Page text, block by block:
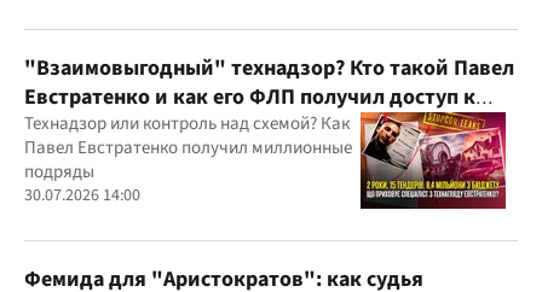
юрисдикций
"Взаимовыгодный" технадзор? Кто такой Павел
Евстратенко и как его ФЛП получил доступ к
бюджетным миллионам?
Технадзор или контроль над схемой? Как
Павел Евстратенко получил миллионные
подряды
30.07.2026 14:00
Фемида для "Аристократов": как судья